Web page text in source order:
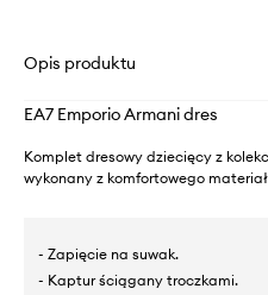
Opis produktu
EA7 Emporio Armani dres
Komplet dresowy dziecięcy z
wykonany z komfortowego
- Zapięcie na suwak.
- Kaptur ściągany troczkami.